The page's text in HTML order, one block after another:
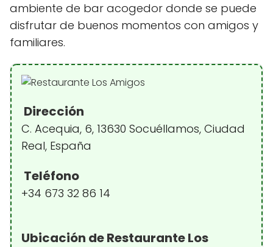
ambiente de bar acogedor donde se puede
disfrutar de buenos momentos con amigos y
familiares.
Dirección
C. Acequia, 6, 13630 Socuéllamos, Ciudad
Real, España
Teléfono
+34 673 32 86 14
Ubicación de Restaurante Los